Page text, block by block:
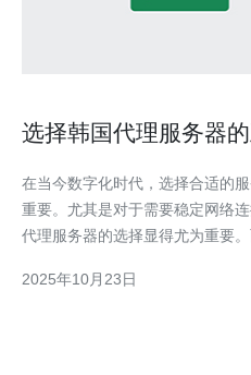
选择韩国代理服务器
在当今数字化时代，选择合适的
重要。尤其是对于需要稳定网络
代理服务器的选择显得尤为重要
服务器的五大理由。 首先，韩国代理服务器提供了极佳的网络速
2025年10月23日